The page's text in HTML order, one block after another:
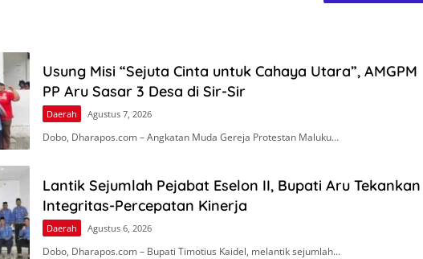
Usung Misi “Sejuta Cinta untuk Cahaya Utara”, AMGPM
PP Aru Sasar 3 Desa di Sir-Sir
Daerah Agustus 7, 2026
Dobo, Dharapos.com – Angkatan Muda Gereja Protestan Maluku…
Lantik Sejumlah Pejabat Eselon II, Bupati Aru Tekankan
Integritas-Percepatan Kinerja
Daerah Agustus 6, 2026
Dobo, Dharapos.com – Bupati Timotius Kaidel, melantik sejumlah…